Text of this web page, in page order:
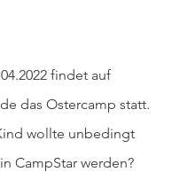
findet auf
das Ostercamp statt.
wollte unbedingt
CampStar werden?